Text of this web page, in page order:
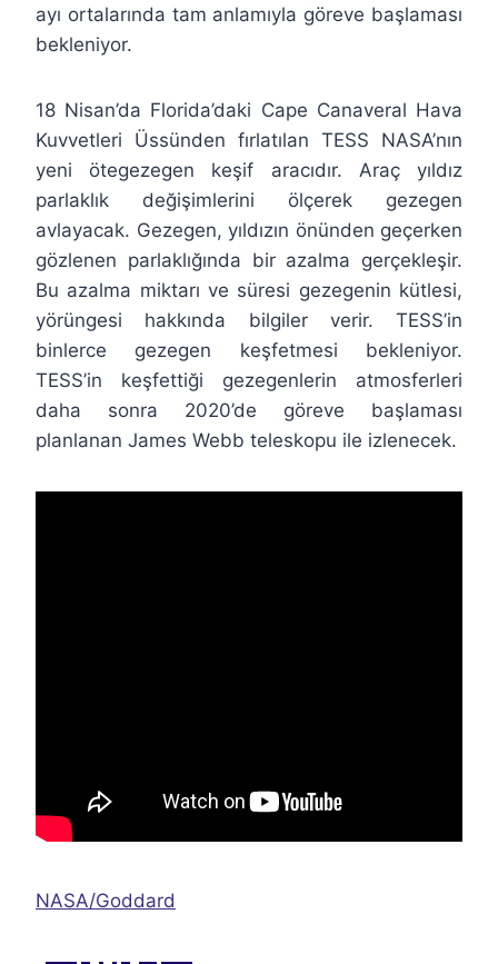
ayı ortalarında tam anlamıyla göreve başlaması
bekleniyor.
18 Nisan’da Florida’daki Cape Canaveral Hava
Kuvvetleri Üssünden fırlatılan TESS NASA’nın
yeni ötegezegen keşif aracıdır. Araç yıldız
parlaklık değişimlerini ölçerek gezegen
avlayacak. Gezegen, yıldızın önünden geçerken
gözlenen parlaklığında bir azalma gerçekleşir.
Bu azalma miktarı ve süresi gezegenin kütlesi,
yörüngesi hakkında bilgiler verir. TESS’in
binlerce gezegen keşfetmesi bekleniyor.
TESS’in keşfettiği gezegenlerin atmosferleri
daha sonra 2020’de göreve başlaması
planlanan James Webb teleskopu ile izlenecek.
NASA/Goddard